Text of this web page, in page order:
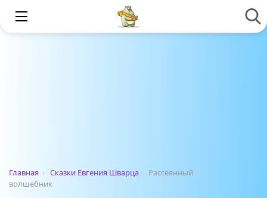
Главная › Сказки Евгения Шварца › Рассеянный
волшебник